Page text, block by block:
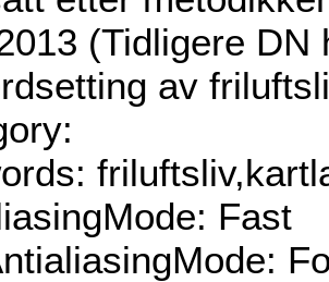
(Tidligere
av
Fast